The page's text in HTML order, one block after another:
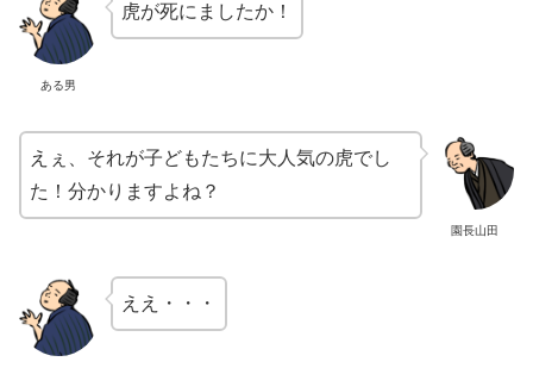
ある男
虎が死にましたか！
園長山田
えぇ、それが子どもたちに大人気の虎でし
た！分かりますよね？
ええ・・・